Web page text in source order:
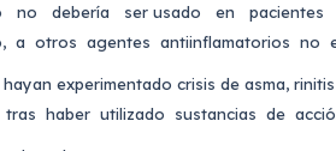
no debería ser usado en pacientes
a otros agentes antiinflamatorios no
hayan experimentado crisis de asma,
haber utilizado sustancias de